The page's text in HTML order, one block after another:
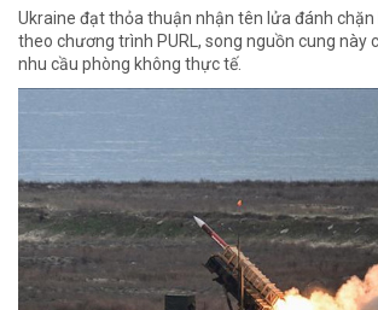
Ukraine đạt thỏa thuận nhận tên lửa đánh
theo chương trình PURL, song nguồn cung này
nhu cầu phòng không thực tế.